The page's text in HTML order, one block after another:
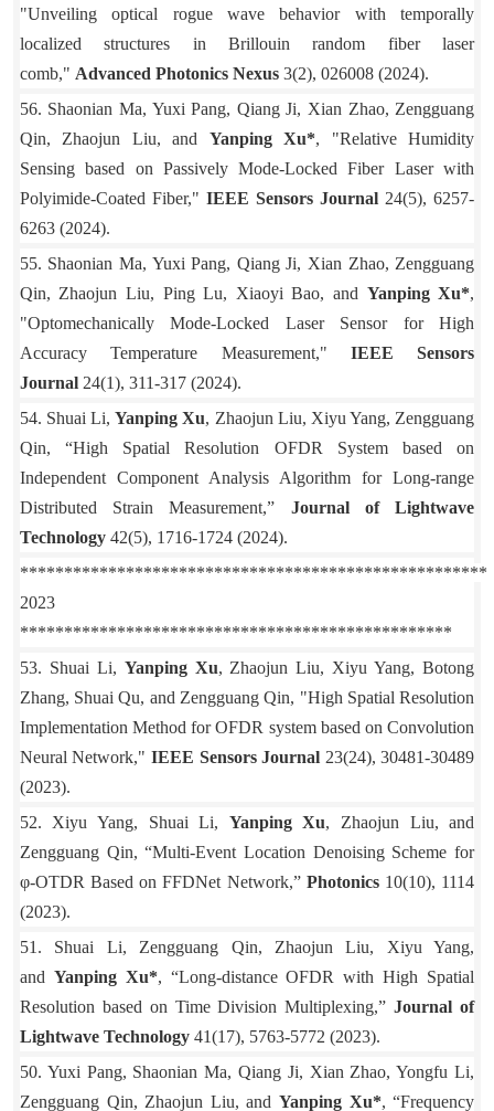
"Unveiling optical rogue wave behavior with temporally
localized structures in Brillouin random fiber laser
comb," Advanced Photonics Nexus3(2), 026008 (2024).
56. Shaonian Ma, Yuxi Pang, Qiang Ji, Xian Zhao, Zengguang
Qin, Zhaojun Liu, and Yanping Xu*, "Relative Humidity
Sensing based on Passively Mode-Locked Fiber Laser with
Polyimide-Coated Fiber," IEEE Sensors Journal 24(5), 6257-
6263 (2024).
55. Shaonian Ma, Yuxi Pang, Qiang Ji, Xian Zhao, Zengguang
Qin, Zhaojun Liu, Ping Lu, Xiaoyi Bao, and Yanping Xu*,
"Optomechanically Mode-Locked Laser Sensor for High
Accuracy Temperature Measurement," IEEE Sensors
Journal 24(1), 311-317 (2024).
54. Shuai Li,Yanping Xu, Zhaojun Liu, Xiyu Yang, Zengguang
Qin, “High Spatial Resolution OFDR System based on
Independent Component Analysis Algorithm for Long-range
Distributed Strain Measurement,” Journal of Lightwave
Technology42(5), 1716-1724 (2024).
2023
*************************************************
53. Shuai Li, Yanping Xu, Zhaojun Liu, Xiyu Yang, Botong
Zhang, Shuai Qu, and Zengguang Qin, "High Spatial Resolution
Implementation Method for OFDR system based on Convolution
Neural Network," IEEE Sensors Journal 23(24), 30481-30489
(2023).
52. Xiyu Yang, Shuai Li, Yanping Xu, Zhaojun Liu, and
Zengguang Qin, “Multi-Event Location Denoising Scheme for
φ-OTDR Based on FFDNet Network,” Photonics10(10), 1114
(2023).
51. Shuai Li, Zengguang Qin, Zhaojun Liu, Xiyu Yang,
and Yanping Xu*, “Long-distance OFDR with High Spatial
Resolution based on Time Division Multiplexing,”Journal of
Lightwave Technology41(17), 5763-5772 (2023).
50. Yuxi Pang, Shaonian Ma, Qiang Ji, Xian Zhao, Yongfu Li,
Zengguang Qin, Zhaojun Liu, and Yanping Xu*, “Frequency